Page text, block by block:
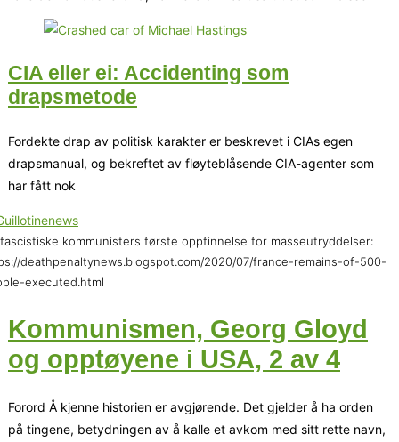
CIA eller ei: Accidenting som
drapsmetode
Fordekte drap av politisk karakter er beskrevet i CIAs egen
drapsmanual, og bekreftet av fløyteblåsende CIA-agenter som
har fått nok
kommunisters første oppfinnelse for masseutryddelser:
deathpenaltynews.blogspot.com/2020/07/france-remains-of-500-
executed.html
Kommunismen, Georg Gloyd
og opptøyene i USA, 2 av 4
Forord Å kjenne historien er avgjørende. Det gjelder å ha orden
på tingene, betydningen av å kalle et avkom med sitt rette navn,